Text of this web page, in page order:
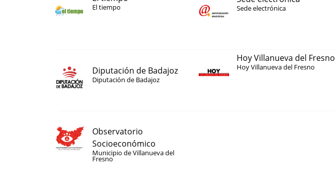
El tiempo Sede electrónica
Diputación de Badajoz
Diputación de Badajoz
Hoy Villanueva del Fresno
Hoy Villanueva del Fresno
Observatorio
Socioeconómico
Municipio de Villanueva del
Fresno